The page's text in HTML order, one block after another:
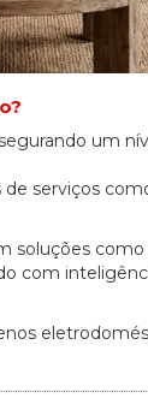
um
serviços
soluções
com